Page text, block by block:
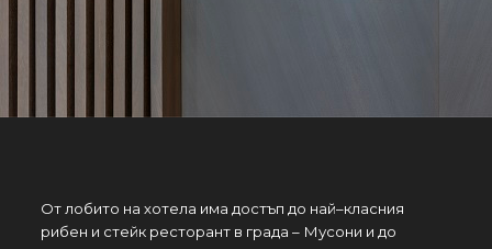
От лобито на хотела има достъп до най–класния
рибен и стейк ресторант в града – Мусони и до